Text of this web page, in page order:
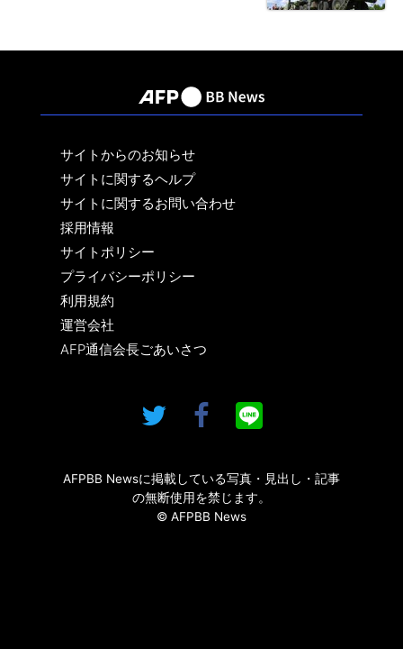
サイトからのお知らせ
サイトに関するヘルプ
サイトに関するお問い合わせ
採用情報
サイトポリシー
プライバシーポリシー
利用規約
運営会社
AFP通信会長ごあいさつ
AFPBB Newsに掲載している写真・見出し・記事
の無断使用を禁じます。
© AFPBB News